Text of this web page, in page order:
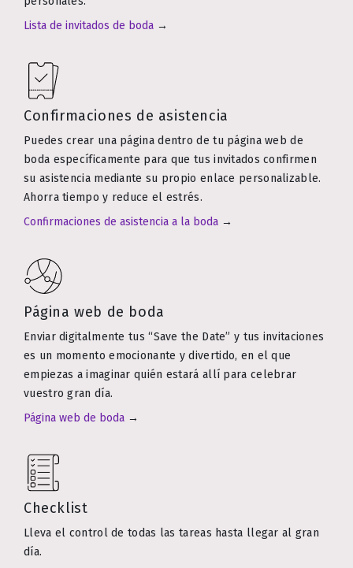
Lista de invitados de boda →
Confirmaciones de asistencia
Puedes crear una página dentro de tu página web de
boda específicamente para que tus invitados confirmen
su asistencia mediante su propio enlace personalizable.
Ahorra tiempo y reduce el estrés.
Confirmaciones de asistencia a la boda →
Página web de boda
Enviar digitalmente tus “Save the Date” y tus invitaciones
es un momento emocionante y divertido, en el que
empiezas a imaginar quién estará allí para celebrar
vuestro gran día.
Página web de boda →
Checklist
Lleva el control de todas las tareas hasta llegar al gran
día.